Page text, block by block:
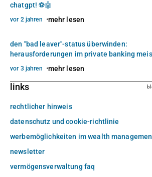
chatgpt! ⚽️🤖
vor 2 jahren mehr lesen
den "bad leaver"-status überwinden:
herausforderungen im private banking
vor 3 jahren mehr lesen
links
rechtlicher hinweis
datenschutz und cookie-richtlinie
werbemöglichkeiten im wealth
newsletter
vermögensverwaltung faq